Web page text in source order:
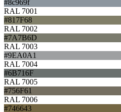
#8c969f
RAL 7001
#817F68
RAL 7002
#7A7B6D
RAL 7003
#9EA0A1
RAL 7004
#6B716F
RAL 7005
#756F61
RAL 7006
#746643